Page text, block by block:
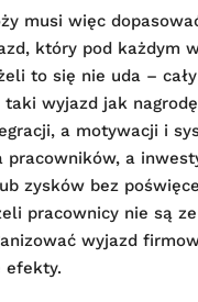
musi więc
który pod każdym
to się nie uda –
wyjazd jak
a motywacji i
pracowników, a
zysków bez
pracownicy nie są
wyjazd
efekty.